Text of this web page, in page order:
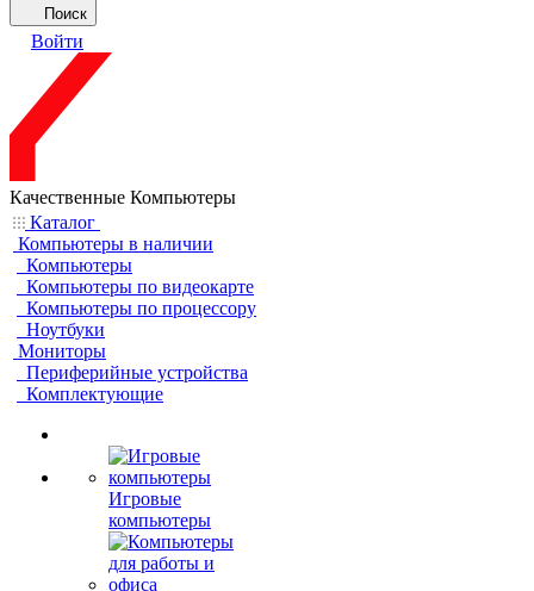
Поиск
Войти
Качественные Компьютеры
Каталог
Компьютеры в наличии
Компьютеры
Компьютеры по видеокарте
Компьютеры по процессору
Ноутбуки
Мониторы
Периферийные устройства
Комплектующие
Игровые
компьютеры